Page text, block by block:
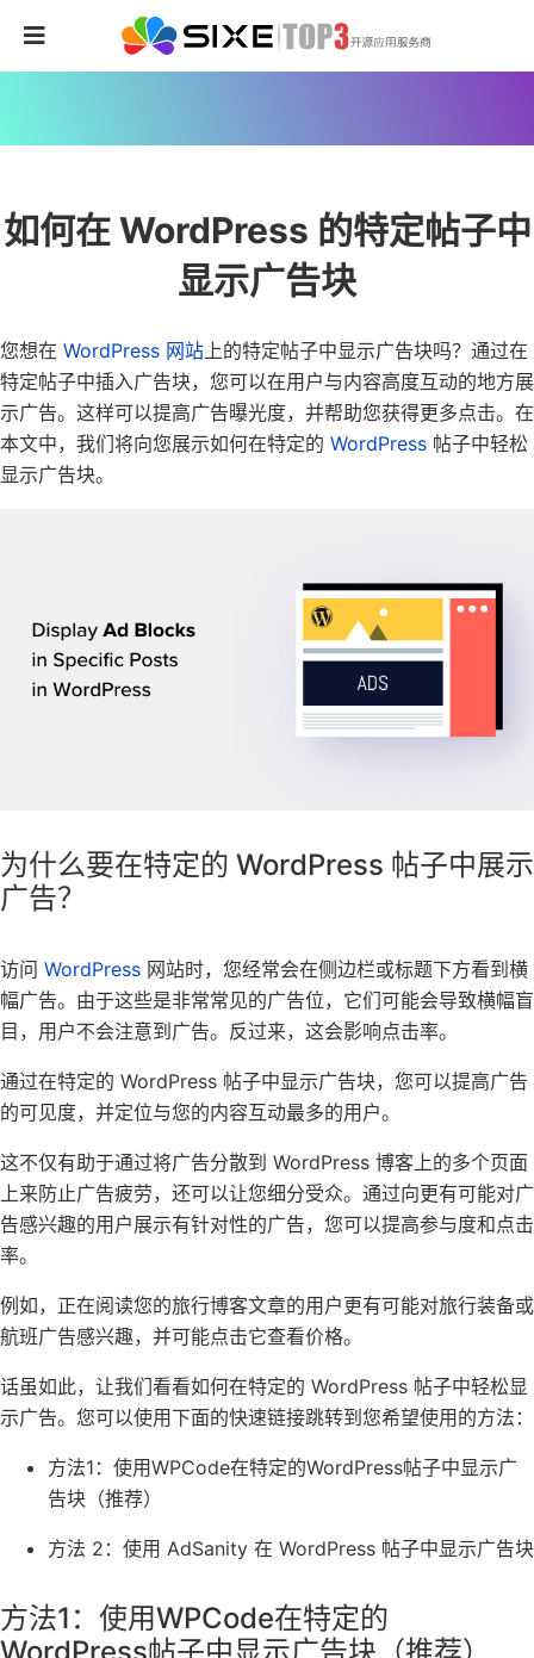
如何在 WordPress 的特定帖子中
显示广告块
您想在 WordPress 网站 上的特定帖子中显示广告块吗？ 通过在
特定帖子中插入广告块，您可以在用户与内容高度互动的地方展
示广告。这样可以提高广告曝光度，并帮助您获得更多点击。 在
本文中，我们将向您展示如何在特定的 WordPress 帖子中轻松
显示广告块。
为什么要在特定的 WordPress 帖子中展示
广告？
访问 WordPress 网站时，您经常会在侧边栏或标题下方看到横
幅广告。由于这些是非常常见的广告位，它们可能会导致横幅盲
目，用户不会注意到广告。反过来，这会影响点击率。
通过在特定的 WordPress 帖子中显示广告块，您可以提高广告
的可见度，并定位与您的内容互动最多的用户。
这不仅有助于通过将广告分散到 WordPress 博客上的多个页面
上来防止广告疲劳，还可以让您细分受众。通过向更有可能对广
告感兴趣的用户展示有针对性的广告，您可以提高参与度和点击
率。
例如，正在阅读您的旅行博客文章的用户更有可能对旅行装备或
航班广告感兴趣，并可能点击它查看价格。
话虽如此，让我们看看如何在特定的 WordPress 帖子中轻松显
示广告。您可以使用下面的快速链接跳转到您希望使用的方法：
方法1：使用WPCode在特定的WordPress帖子中显示广
告块（推荐）
方法 2：使用 AdSanity 在 WordPress 帖子中显示广告块
方法1：使用WPCode在特定的